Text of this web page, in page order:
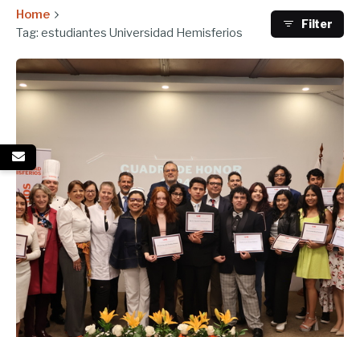
Home
Tag: estudiantes Universidad Hemisferios
Filter